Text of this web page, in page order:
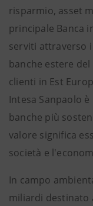
risparmio, asset
principale Banca
serviti attraverso
banche estere
clienti in Est
Intesa Sanpaolo
banche più
valore significa
società e
In campo
miliardi destinato